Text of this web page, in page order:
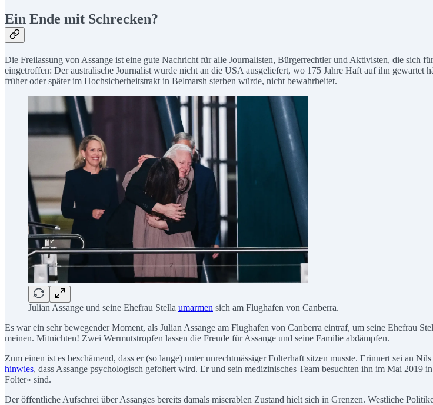
Ein Ende mit Schrecken?
Die Freilassung von Assange ist eine gute Nachricht für alle Journalisten, Bürgerrechtler und Aktivisten, die sich
eingetroffen: Der australische Journalist wurde nicht an die USA ausgeliefert, wo 175 Jahre Haft auf ihn gewartet
früher oder später im Hochsicherheitstrakt in Belmarsh sterben würde, nicht bewahrheitet.
Julian Assange und seine Ehefrau Stella umarmen sich am Flughafen von Canberra.
Es war ein sehr bewegender Moment, als Julian Assange am Flughafen von Canberra eintraf, um seine Ehefrau
meinen. Mitnichten! Zwei Wermutstropfen lassen die Freude für Assange und seine Familie abdämpfen.
Zum einen ist es beschämend, dass er (so lange) unter unrechtmässiger Folterhaft sitzen musste. Erinnert sei an
hinwies, dass Assange psychologisch gefoltert wird. Er und sein medizinisches Team besuchten ihn im Mai
Folter» sind.
Der öffentliche Aufschrei über Assanges bereits damals miserablen Zustand hielt sich in Grenzen. Westliche